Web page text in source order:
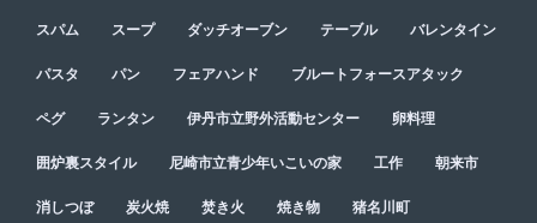
スパム スープ ダッチオーブン テーブル バレンタイン
パスタ パン フェアハンド ブルートフォースアタック
ペグ ランタン 伊丹市立野外活動センター 卵料理
囲炉裏スタイル 尼崎市立青少年いこいの家 工作 朝来市
消しつぼ 炭火焼 焚き火 焼き物 猪名川町